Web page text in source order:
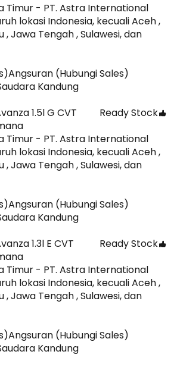
Timur - PT. Astra International
lokasi Indonesia, kecuali Aceh ,
, Jawa Tengah , Sulawesi, dan
Angsuran (Hubungi Sales)
Kandung
1.5l G CVT
Ready Stock
Timur - PT. Astra International
lokasi Indonesia, kecuali Aceh ,
, Jawa Tengah , Sulawesi, dan
Angsuran (Hubungi Sales)
Kandung
1.3l E CVT
Ready Stock
Timur - PT. Astra International
lokasi Indonesia, kecuali Aceh ,
, Jawa Tengah , Sulawesi, dan
Angsuran (Hubungi Sales)
Kandung